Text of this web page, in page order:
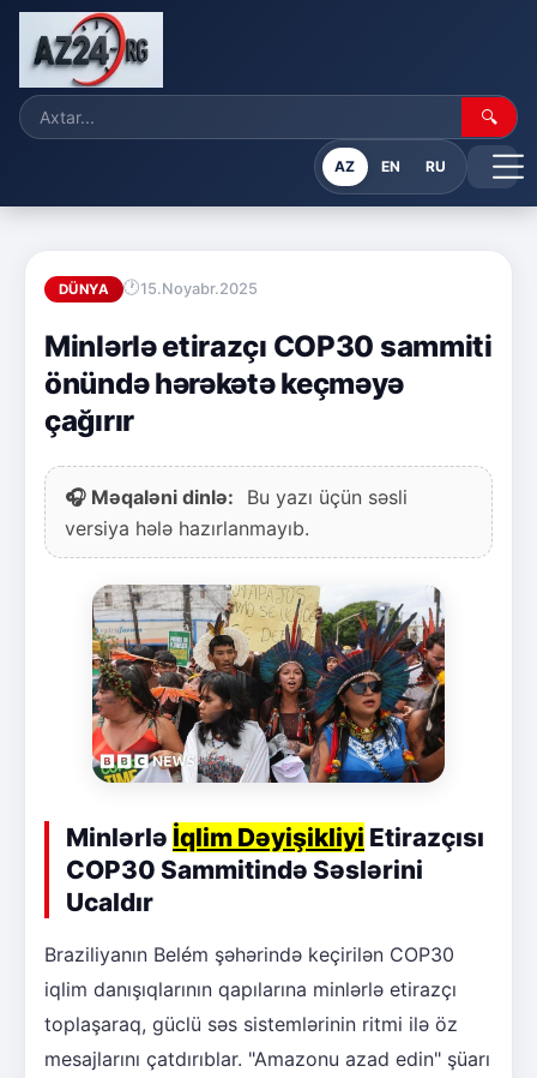
🔍
AZ EN RU
DÜNYA 15.Noyabr.2025
Minlərlə etirazçı COP30 sammiti
önündə hərəkətə keçməyə
çağırır
🎧 Məqaləni dinlə:
Bu yazı üçün səsli
versiya hələ hazırlanmayıb.
Minlərlə İqlim Dəyişikliyi Etirazçısı
COP30 Sammitində Səslərini
Ucaldır
Braziliyanın Belém şəhərində keçirilən COP30
iqlim danışıqlarının qapılarına minlərlə etirazçı
toplaşaraq, güclü səs sistemlərinin ritmi ilə öz
mesajlarını çatdırıblar. "Amazonu azad edin" şüarı